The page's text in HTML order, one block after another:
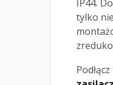
IP44.
tylko